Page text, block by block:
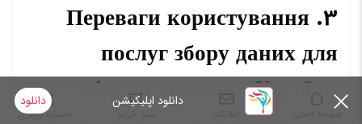
3. Переваги користування
послуг збору даних для
підприємництва України
دانلود اپلیکیشن دانلود
صفحه اصلی حساب کاربری